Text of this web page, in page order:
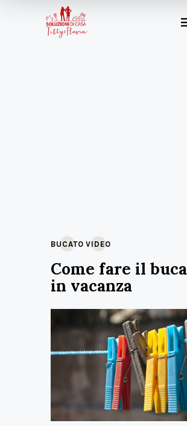
BUCATO VIDEO
Come fare il
in vacanza